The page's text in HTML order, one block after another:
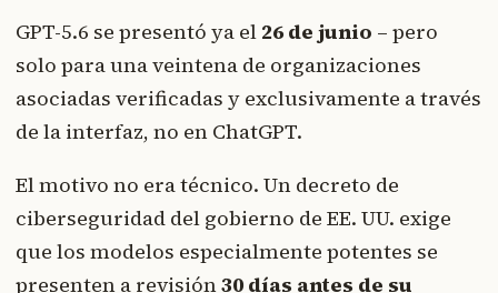
GPT-5.6 se presentó ya el 26 de junio – pero
solo para una veintena de organizaciones
asociadas verificadas y exclusivamente a través
de la interfaz, no en ChatGPT.
El motivo no era técnico. Un decreto de
ciberseguridad del gobierno de EE. UU. exige
que los modelos especialmente potentes se
presenten a revisión30 días antes de su